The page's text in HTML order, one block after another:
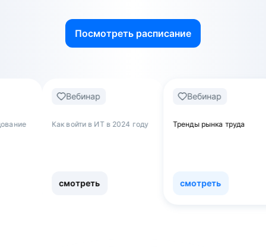
Посмотреть расписание
войти в ИТ в 2024 году Тренды рынка труда